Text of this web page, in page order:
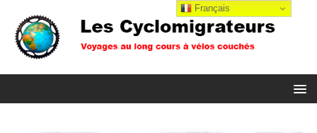
Français